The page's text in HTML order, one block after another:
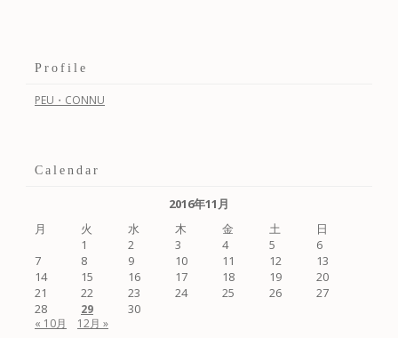
Profile
PEU・CONNU
Calendar
2016年11月
月
火 水 木 金 土
日
1
2 3 4 5
6
7
8 9 10 11 12
13
14
15 16 17 18 19
20
21
22 23 24 25 26
27
28
29 30
« 10月 12月 »